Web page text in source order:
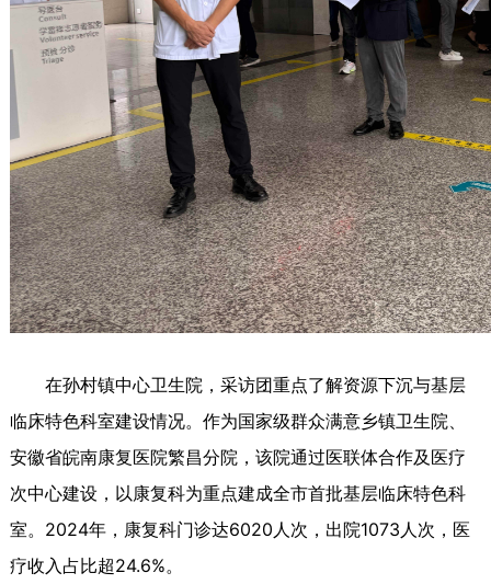
在孙村镇中心卫生院，采访团重点了解资源下沉与基层
临床特色科室建设情况。作为国家级群众满意乡镇卫生院、
安徽省皖南康复医院繁昌分院，该院通过医联体合作及医疗
次中心建设，以康复科为重点建成全市首批基层临床特色科
室。2024年，康复科门诊达6020人次，出院1073人次，医
疗收入占比超24.6%。